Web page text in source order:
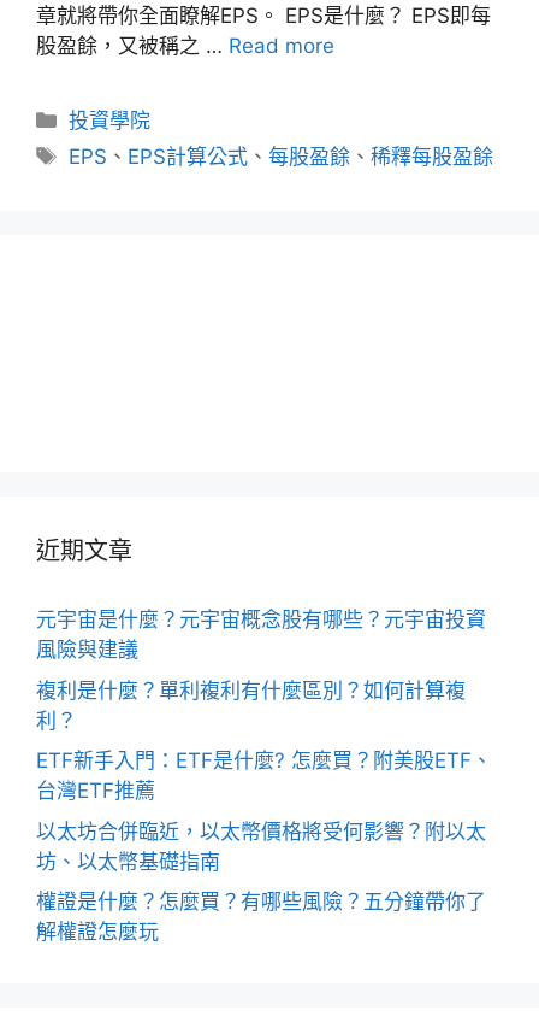
章就將帶你全面瞭解EPS。 EPS是什麼？ EPS即每
股盈餘，又被稱之 … Read more
分
類
投資學院
標
EPS 、 EPS計算公式 、每股盈餘 、稀釋每股盈餘
近期文章
元宇宙是什麼？元宇宙概念股有哪些？元宇宙投資
風險與建議
複利是什麼？單利複利有什麼區別？如何計算複
利？
ETF新手入門：ETF是什麼? 怎麼買？附美股ETF、
台灣ETF推薦
以太坊合併臨近，以太幣價格將受何影響？附以太
坊、以太幣基礎指南
權證是什麼？怎麼買？有哪些風險？五分鐘帶你了
解權證怎麼玩